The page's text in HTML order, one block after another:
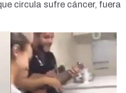
circula sufre cáncer, fuera